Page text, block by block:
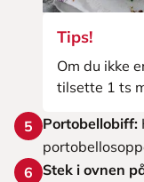
Tips!
Om du ikke
tilsette 1 ts
5 Portobellobiff:
6 Stek i ovnen